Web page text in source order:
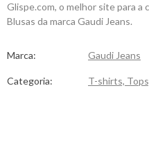
Glispe.com, o melhor site para a
Blusas da marca Gaudi Jeans.
Marca: Gaudi Jeans
Categoria: T-shirts,